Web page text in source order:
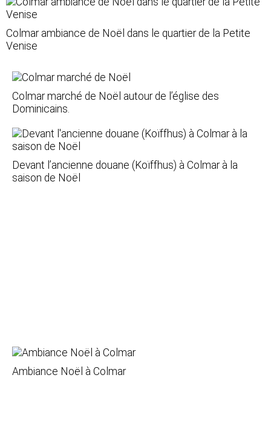
Colmar ambiance de Noël dans le quartier de la Petite
Venise
Colmar marché de Noël autour de l’église des
Dominicains.
Devant l’ancienne douane (Koïffhus) à Colmar à la
saison de Noël
Ambiance Noël à Colmar